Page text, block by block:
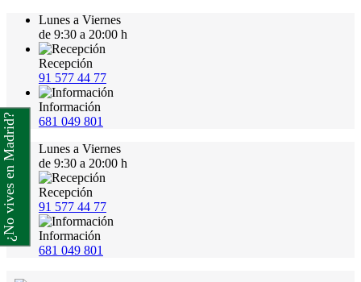
Lunes a Viernes
de 9:30 a 20:00 h
Recepción
91 577 44 77
Información
681 049 801
Lunes a Viernes
de 9:30 a 20:00 h
Recepción
91 577 44 77
Información
681 049 801
¿No vives en Madrid?